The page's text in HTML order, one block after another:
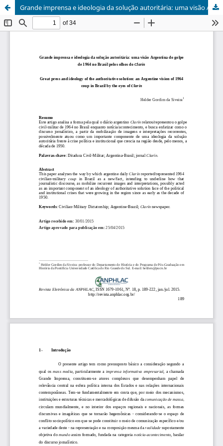
Grande imprensa e ideologia da solução autoritária: uma visão Argentina do golpe de 1964 no Brasil pelos olhos do Clarín